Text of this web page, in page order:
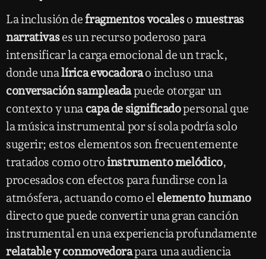
La inclusión defragmentos vocaleso muestras
narrativases un recurso poderoso para
intensificar la carga emocional de un track,
donde unalírica evocadorao incluso una
conversación sampleadapuede otorgar un
contexto y una capa de significadopersonal que
la música instrumental por sí sola podría solo
sugerir; estos elementos son frecuentemente
tratados como otroinstrumento melódico,
procesados con efectos para fundirse con la
atmósfera, actuando como el elemento humano
directo que puede convertir una gran canción
instrumental en una experiencia profundamente
relatable y conmovedorapara una audiencia